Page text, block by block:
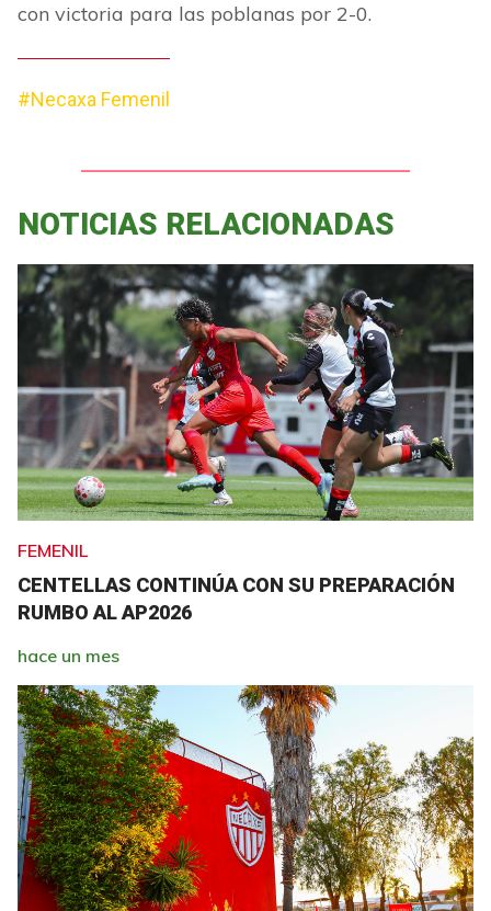
con victoria para las poblanas por 2-0.
#Necaxa Femenil
NOTICIAS RELACIONADAS
FEMENIL
CENTELLAS CONTINÚA CON SU PREPARACIÓN
RUMBO AL AP2026
hace un mes